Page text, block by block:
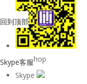
购物Shop
回到顶部
Skype客服
Skype